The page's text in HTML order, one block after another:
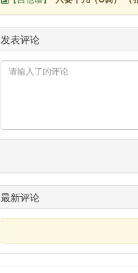
发表评论
最新评论